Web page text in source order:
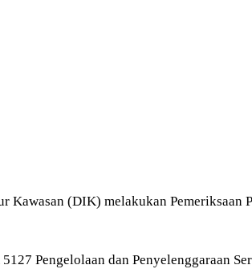
(DIK) melakukan Pemeriksaan
Pengelolaan dan Penyelenggaraan